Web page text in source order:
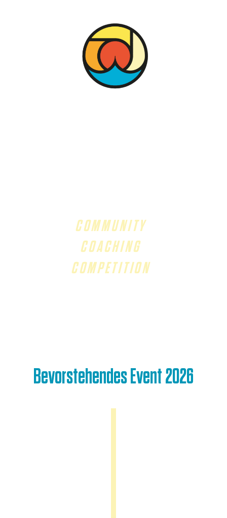
COMMUNITY
COACHING
COMPETITION
Bevorstehendes Event 2026